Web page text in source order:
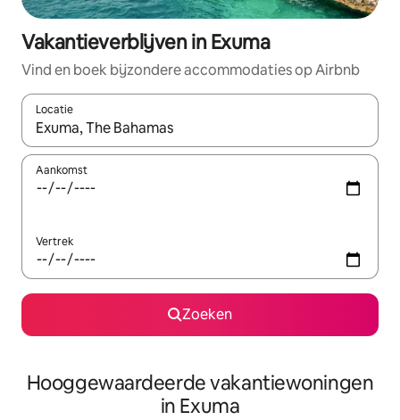
Vakantieverblijven in Exuma
Vind en boek bijzondere accommodaties op Airbnb
Locatie
Wanneer er resultaten beschikbaar zijn, maak je een keuze
Aankomst
Vertrek
Zoeken
Hooggewaardeerde vakantiewoningen
in Exuma